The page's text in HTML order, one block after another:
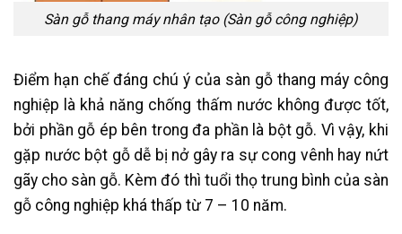
Sàn gỗ thang máy nhân tạo (Sàn gỗ công nghiệp)
Điểm hạn chế đáng chú ý của sàn gỗ thang máy công
nghiệp là khả năng chống thấm nước không được tốt,
bởi phần gỗ ép bên trong đa phần là bột gỗ. Vì vậy, khi
gặp nước bột gỗ dễ bị nở gây ra sự cong vênh hay nứt
gãy cho sàn gỗ. Kèm đó thì tuổi thọ trung bình của sàn
gỗ công nghiệp khá thấp từ 7 – 10 năm.